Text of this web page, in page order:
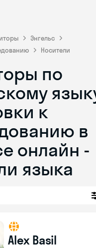
Энгельс
Носители
по
к
в
онлайн -
языка
Alex Basil